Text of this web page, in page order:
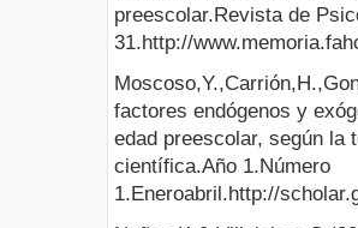
preescolar.Revista de
31.http://
factores endógenos y
edad preescolar, según la
científica.Año 1.Número
1.Eneroabril.http://